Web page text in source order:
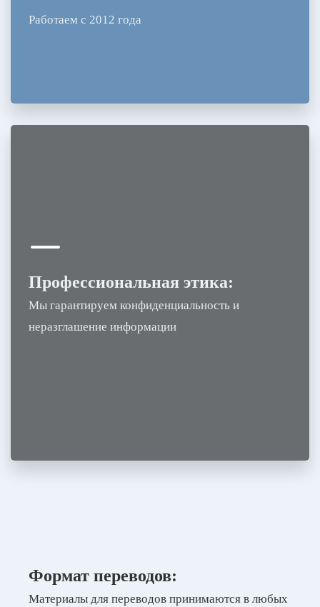
Работаем с 2012 года
Профессиональная этика:
Мы гарантируем конфиденциальность и
неразглашение информации
Формат переводов:
Материалы для переводов принимаются в любых